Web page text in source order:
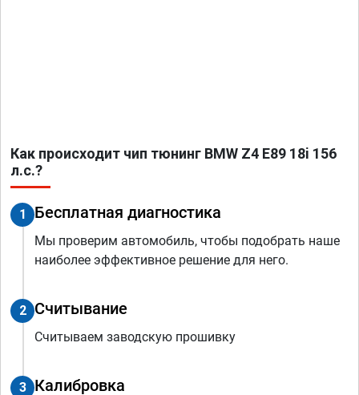
Как происходит чип тюнинг BMW Z4 E89 18i 156
л.с.?
1 Бесплатная диагностика
Мы проверим автомобиль, чтобы подобрать наше
наиболее эффективное решение для него.
2 Считывание
Считываем заводскую прошивку
3 Калибровка